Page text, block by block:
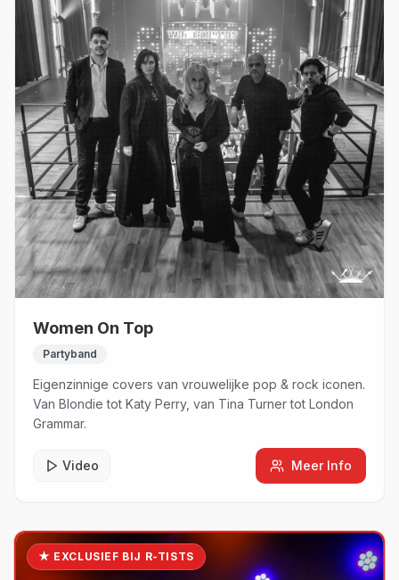
Women On Top
Partyband
Eigenzinnige covers van vrouwelijke pop & rock iconen.
Van Blondie tot Katy Perry, van Tina Turner tot London
Grammar.
Video Meer Info
★ EXCLUSIEF BIJ R-TISTS